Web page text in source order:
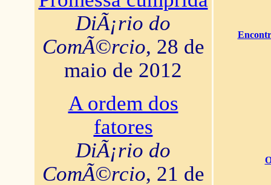
DiÃ¡rio do
ComÃ©rcio, 28 de
maio de 2012
A ordem dos
fatores
DiÃ¡rio do
ComÃ©rcio, 21 de